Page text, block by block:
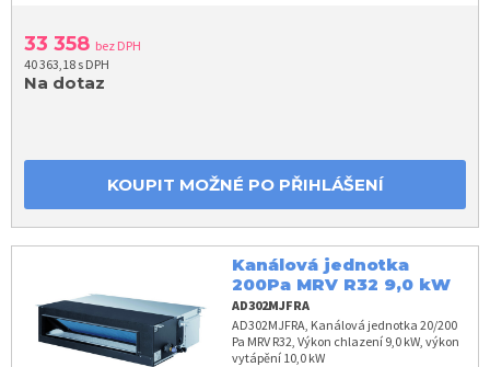
33 358 bez DPH
40 363,18 s DPH
Na dotaz
KOUPIT MOŽNÉ PO PŘIHLÁŠENÍ
Kanálová jednotka
200Pa MRV R32 9,0 kW
AD302MJFRA
AD302MJFRA, Kanálová jednotka 20/200
Pa MRV R32, Výkon chlazení 9,0 kW, výkon
vytápění 10,0 kW